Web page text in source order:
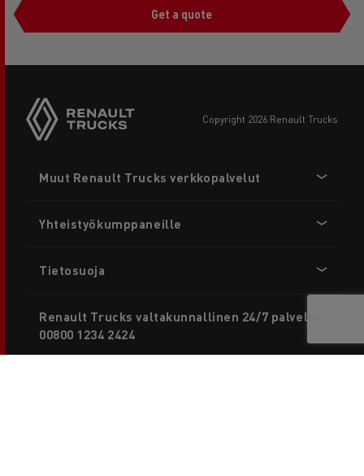
Get a quote
copyright 2026 Renault Trucks
menu
Muut Renault Trucks verkkopalvelut
Yhteistyökumppaneille
Tietosuoja
Renault Trucks valtakunnallinen 24/7 palvelu:
00800 1234 2424